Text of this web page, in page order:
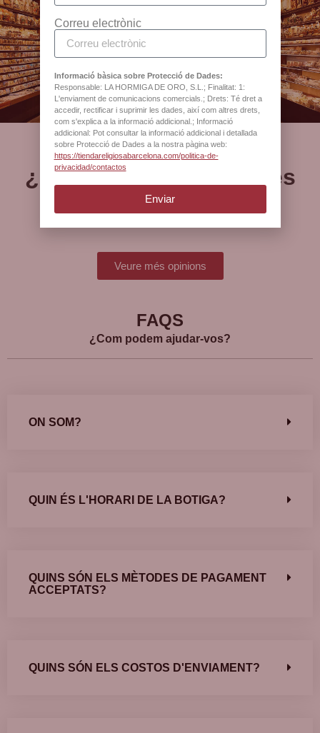
Botiga oficial de la
Catedral de Barcelona
¿Què opinen els nostres
clients?
Veure més opinions
FAQS
¿Com podem ajudar-vos?
ON SOM?
QUIN ÉS L'HORARI DE LA BOTIGA?
QUINS SÓN ELS MÈTODES DE PAGAMENT
ACCEPTATS?
QUINS SÓN ELS COSTOS D'ENVIAMENT?
Correu electrònic
Informació bàsica sobre Protecció de Dades:
Responsable: LA HORMIGA DE ORO, S.L.; Finalitat: 1:
L'enviament de comunicacions comercials.; Drets: Té dret a
accedir, rectificar i suprimir les dades, així com altres drets,
com s'explica a la informació addicional.; Informació
addicional: Pot consultar la informació addicional i detallada
sobre Protecció de Dades a la nostra pàgina web:
https://tiendareligiosabarcelona.com/politica-de-
privacidad/contactos
Enviar